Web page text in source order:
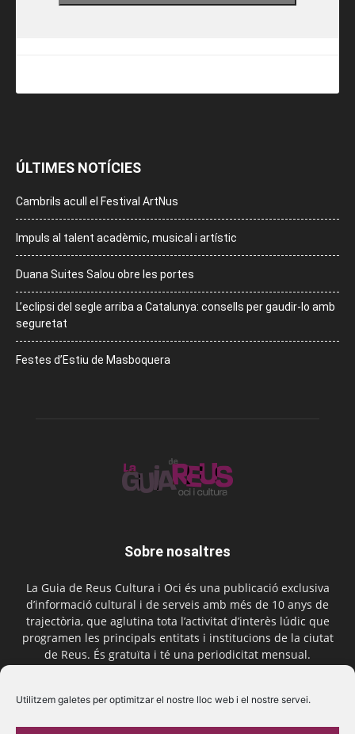
Utilitzem galetes per optimitzar el nostre lloc web i el nostre servei.
ÚLTIMES NOTÍCIES
Cambrils acull el Festival ArtNus
Impuls al talent acadèmic, musical i artístic
Duana Suites Salou obre les portes
L’eclipsi del segle arriba a Catalunya: consells per gaudir-lo amb
seguretat
Festes d’Estiu de Masboquera
Sobre nosaltres
La Guia de Reus Cultura i Oci és una publicació exclusiva
d’informació cultural i de serveis amb més de 10 anys de
trajectòria, que aglutina tota l’activitat d’interès lúdic que
programen les principals entitats i institucions de la ciutat
de Reus. És gratuïta i té una periodicitat mensual.